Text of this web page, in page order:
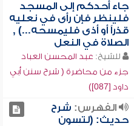
جاء أحدكم إلى المسجد
فلينظر فإن رأى في نعليه
قذراً أو أذى فليمسحه...) ,
الصلاة في النعل
للشيخ: عبد المحسن العباد
جزء من محاضرة ( شرح سنن أبي
داود [087])
الفهرس: شرح
حديث: (لتسون